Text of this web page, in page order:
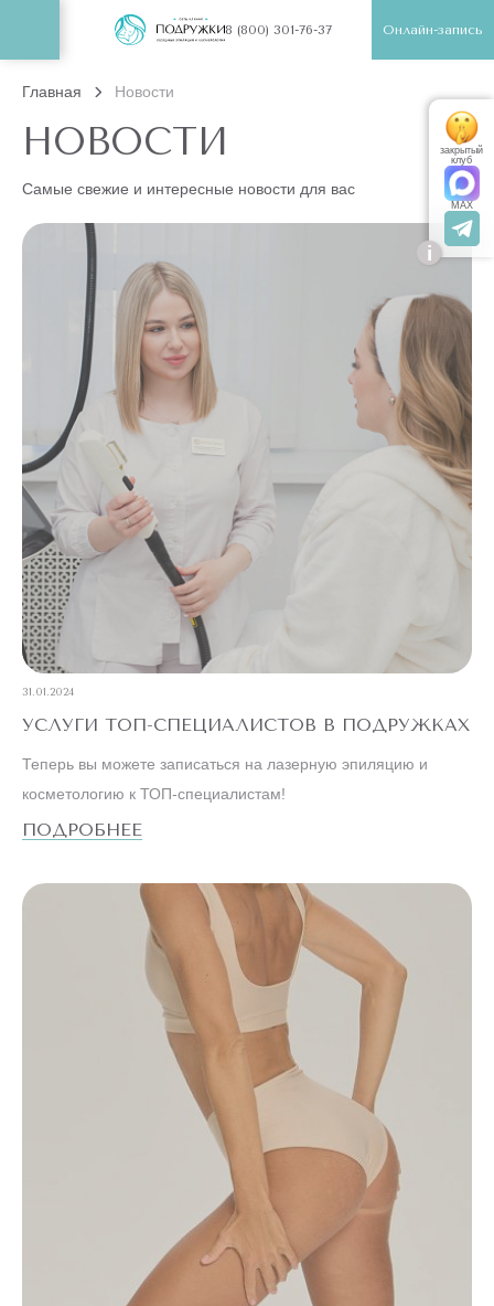
8 (800) 301-76-37 Онлайн-запись
Главная Новости
НОВОСТИ
Самые свежие и интересные новости для вас
31.01.2024
УСЛУГИ ТОП-СПЕЦИАЛИСТОВ В ПОДРУЖКАХ
Теперь вы можете записаться на лазерную эпиляцию и
косметологию к ТОП-специалистам!
ПОДРОБНЕЕ
i
закрытый
клуб
MAX